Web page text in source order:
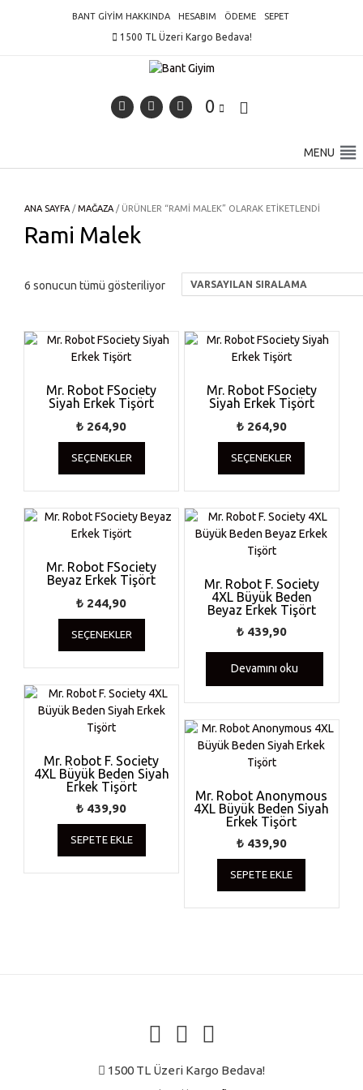
BANT GIYIM HAKKINDA HESABIM ÖDEME SEPET
1500 TL Üzeri Kargo Bedava!
0
MENU
ANA SAYFA /MAĞAZA / ÜRÜNLER “RAMI MALEK” OLARAK ETIKETLENDI
Rami Malek
6 sonucun tümü gösteriliyor
Mr. Robot FSociety
Siyah Erkek Tişört
₺ 264,90
SEÇENEKLER
Bu
birden
fazla
varyasyonu
ürün
sayfasından
Mr. Robot FSociety
Siyah Erkek Tişört
₺264,90
SEÇENEKLER
Bu
birden
fazla
varyasyonu
var.
seçilebilir
Mr. Robot FSociety
Beyaz Erkek Tişört
₺ 244,90
SEÇENEKLER
Bu
birden
fazla
varyasyonu
var.
Seçenekler
sayfasından
seçilebilir
Mr. Robot F. Society
4XL Büyük Beden
Beyaz Erkek Tişört
₺439,90
Devamını oku
Mr. Robot F. Society
4XL Büyük Beden Siyah
Erkek Tişört
₺ 439,90
SEPETE EKLE
Mr. Robot Anonymous
4XL Büyük Beden Siyah
Erkek Tişört
₺439,90
SEPETE EKLE
1500 TL Üzeri Kargo Bedava!